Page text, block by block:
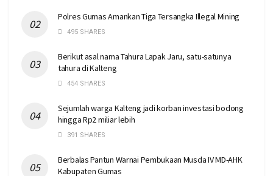
Polres Gumas Amankan Tiga Tersangka Illegal Mining
495 SHARES
Berikut asal nama Tahura Lapak Jaru, satu-satunya
tahura di Kalteng
454 SHARES
Sejumlah warga Kalteng jadi korban investasi bodong
hingga Rp2 miliar lebih
391 SHARES
Berbalas Pantun Warnai Pembukaan Musda IV MD-AHK
Kabupaten Gumas